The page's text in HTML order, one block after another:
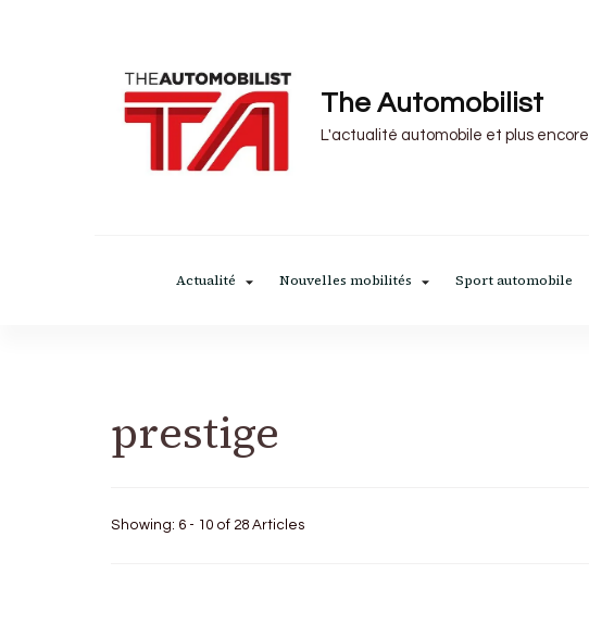
The Automobilist
L'actualité automobile et plus encore
Actualité Nouvelles mobilités Sport automobile
prestige
Showing: 6 - 10 of 28 Articles